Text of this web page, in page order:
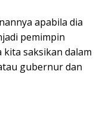
apabila dia
pemimpin
saksikan dalam
gubernur dan